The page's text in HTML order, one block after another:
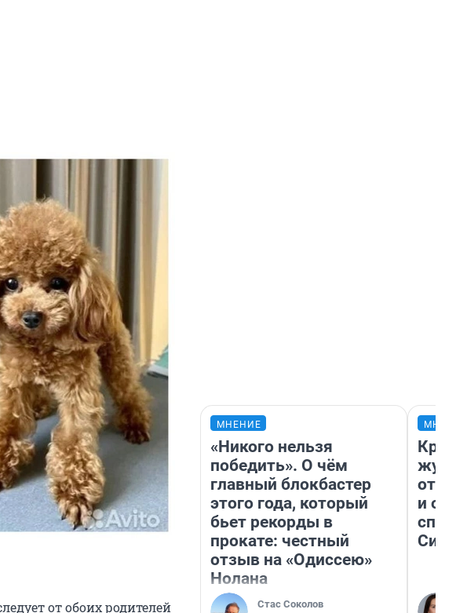
от обоих родителей
МНЕНИЕ
«Никого нельзя
победить». О чём
главный блокбастер
этого года, который
бьет рекорды в
прокате: честный
отзыв на «Одиссею»
Нолана
Стас Соколов
и